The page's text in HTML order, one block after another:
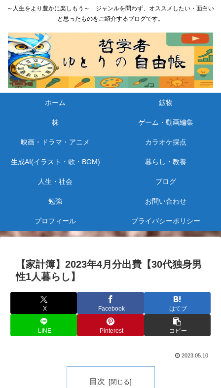
～人生をより豊かに楽しもう～ ジャンルを問わず、オススメしたい・面白い
と思ったものをご紹介するブログです。
ホーム 鉱物
株 ゲーム・動画編集
映画・ドラマ・アニメ カラオケ採点
生成AI(イラスト・歌・BGM) 暮らし・教養
人生・社会 ブログ
勉強 お問い合わせ
プロフィール プライバシーポリシー
【家計簿】2023年4月分出費【30代独身男
性1人暮らし】
X Facebook はてブ
LINE Pinterest コピー
2023.05.10
目次